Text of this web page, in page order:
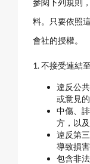
料。只要依照
會社的授權。
1. 不接受連結
違反公
或意見
中傷、
方，以
違反第
導致損
包含非